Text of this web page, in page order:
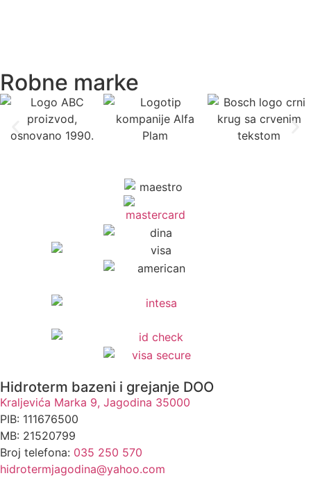
Robne marke
Hidroterm bazeni i grejanje DOO
Kraljevića Marka 9, Jagodina 35000
PIB: 111676500
MB: 21520799
Broj telefona: 035 250 570
hidrotermjagodina@yahoo.com